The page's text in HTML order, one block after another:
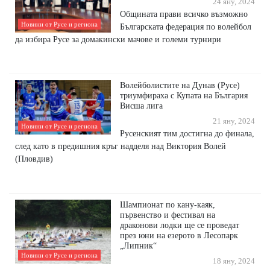
Новини от Русе и региона
24 яну, 2024
Общината прави всичко възможно
Българската федерация по волейбол
да избира Русе за домакински мачове и големи турнири
Новини от Русе и региона
Волейболистите на Дунав (Русе)
триумфираха с Купата на България
Висша лига
21 яну, 2024
Русенският тим достигна до финала,
след като в предишния кръг надделя над Виктория Волей
(Пловдив)
Новини от Русе и региона
Шампионат по кану-каяк,
първенство и фестивал на
драконови лодки ще се проведат
през юни на езерото в Лесопарк
„Липник“
18 яну, 2024